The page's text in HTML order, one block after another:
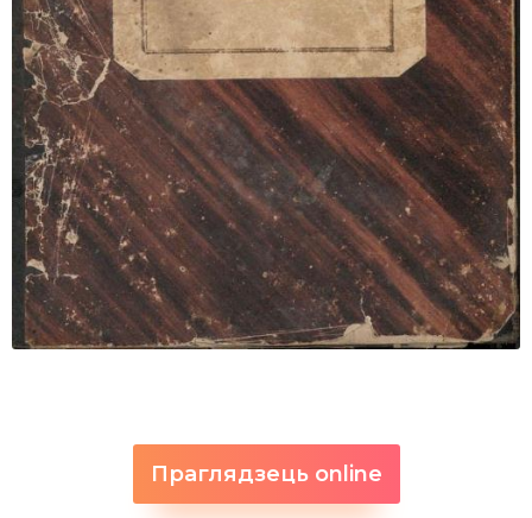
Праглядзець online